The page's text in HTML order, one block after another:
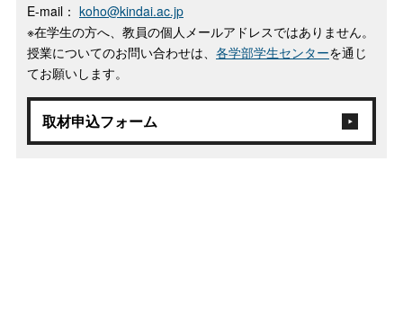
E-mail： koho@kindai.ac.jp
※在学生の方へ、教員の個人メールアドレスではありません。
授業についてのお問い合わせは、 各学部学生センターを通じ
てお願いします。
取材申込フォーム